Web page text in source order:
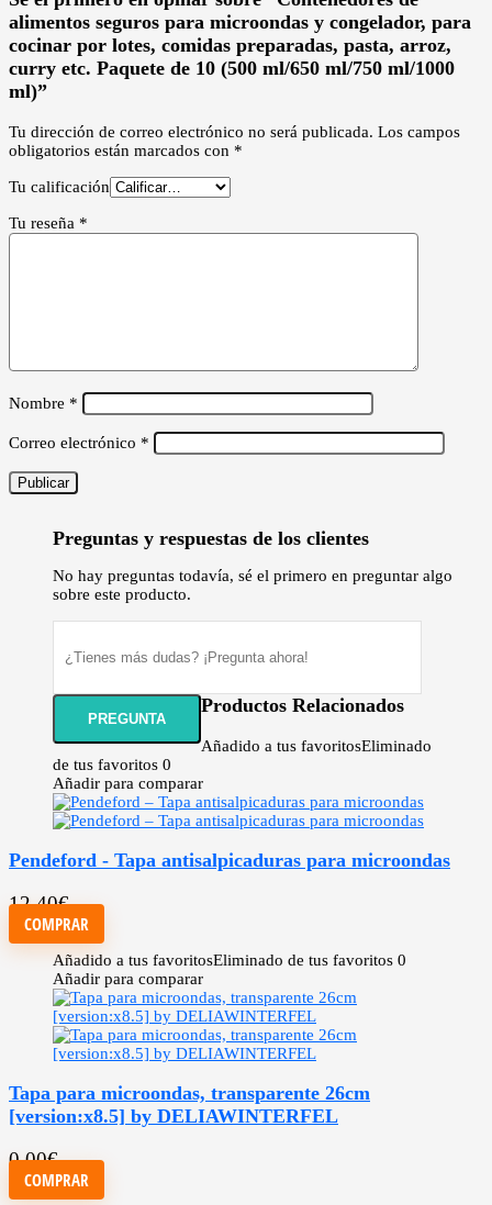
alimentos seguros para microondas y congelador, para
cocinar por lotes, comidas preparadas, pasta, arroz,
curry etc. Paquete de 10 (500 ml/650 ml/750 ml/1000
ml)”
Tu dirección de correo electrónico no será publicada. Los campos
obligatorios están marcados con *
Tu calificación
Tu reseña *
Nombre *
Correo electrónico *
Preguntas y respuestas de los clientes
No hay preguntas todavía, sé el primero en preguntar algo
sobre este producto.
Productos Relacionados
Añadido a tus favoritosEliminado
de tus favoritos 0
Añadir para comparar
Pendeford - Tapa antisalpicaduras para microondas
12,40€
COMPRAR
Añadido a tus favoritosEliminado de tus favoritos 0
Añadir para comparar
Tapa para microondas, transparente 26cm
[version:x8.5] by DELIAWINTERFEL
0,00€
COMPRAR